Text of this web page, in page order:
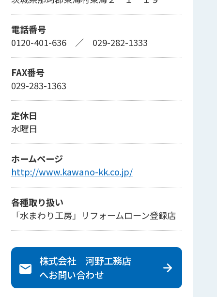
電話番号
0120-401-636／ 029-282-1333
FAX番号
029-283-1363
定休日
水曜日
ホームページ
http://www.kawano-kk.co.jp/
各種取り扱い
「水まわり工房」リフォームローン登録店
株式会社 河野工務店
へお問い合わせ